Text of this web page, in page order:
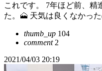
これです。 7年ほど前、精
た。🗻 天気は良くなかっ
thumb_up 104
comment2
2021/04/03 20:19